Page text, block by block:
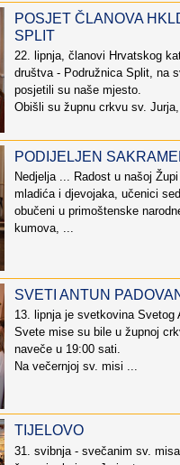
POSJET ČLANOVA
SPLIT
22. lipnja, članovi Hrvatskog
društva - Podružnica Split, na
posjetili su naše mjesto.
Obišli su župnu crkvu sv.
PODIJELJEN
Nedjelja ... Radost u našoj
mladića i djevojaka, učenici
obučeni u primoštenske
kumova, ...
SVETI ANTUN
13. lipnja je svetkovina Svetog
Svete mise su bile u župnoj
naveče u 19:00 sati.
Na večernjoj sv. misi ...
TIJELOVO
31. svibnja - svečanim sv.